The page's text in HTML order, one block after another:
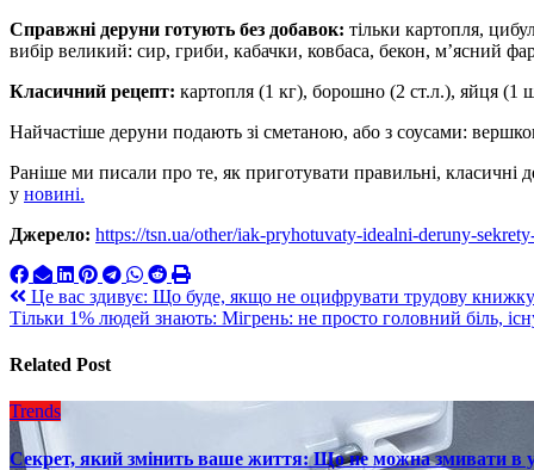
Справжні деруни готують без добавок: тільки картопля,
вибір великий: сир, гриби, кабачки, ковбаса, бекон, м’ясний
Класичний рецепт: картопля (1 кг), борошно (2 ст.л.), яйця (1
Найчастіше деруни подають зі сметаною, або з соусами:
Раніше ми писали про те, як приготувати правильні, класичні
у новині.
Джерело: https://tsn.ua/other/iak-pryhotuvaty-idealni-deruny-
Навигация
по
записям
Це вас здивує: Що буде, якщо не оцифрувати трудову книжку
Тільки 1% людей знають: Мігрень: не просто головний біль,
Related Post
Trends
Секрет, який змінить ваше життя: Що не можна змивати в